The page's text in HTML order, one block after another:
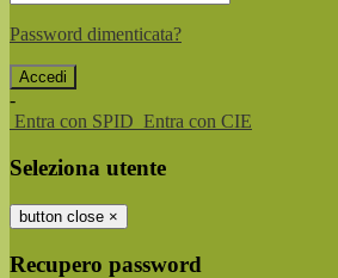
Password dimenticata?
-
Entra con SPID Entra con CIE
Seleziona utente
button close ×
Recupero password